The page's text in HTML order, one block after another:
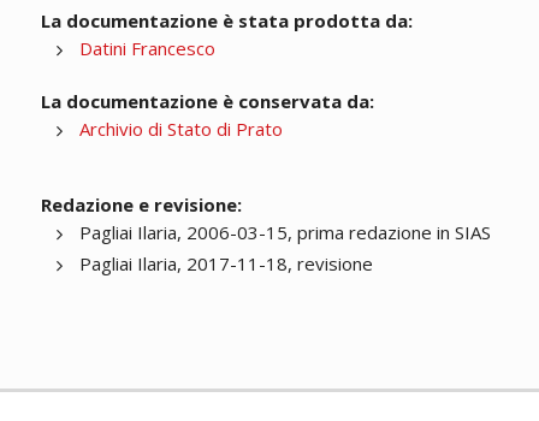
La documentazione è stata prodotta da:
Datini Francesco
La documentazione è conservata da:
Archivio di Stato di Prato
Redazione e revisione:
Pagliai Ilaria, 2006-03-15, prima redazione in SIAS
Pagliai Ilaria, 2017-11-18, revisione